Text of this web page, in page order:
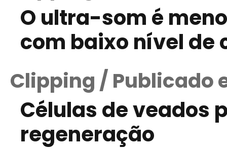
O ultra-som é
com baixo nível de
Clipping / Publicado
Células de veados
regeneração